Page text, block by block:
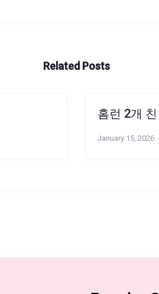
Related Posts
홈런 2개
January 15, 2026